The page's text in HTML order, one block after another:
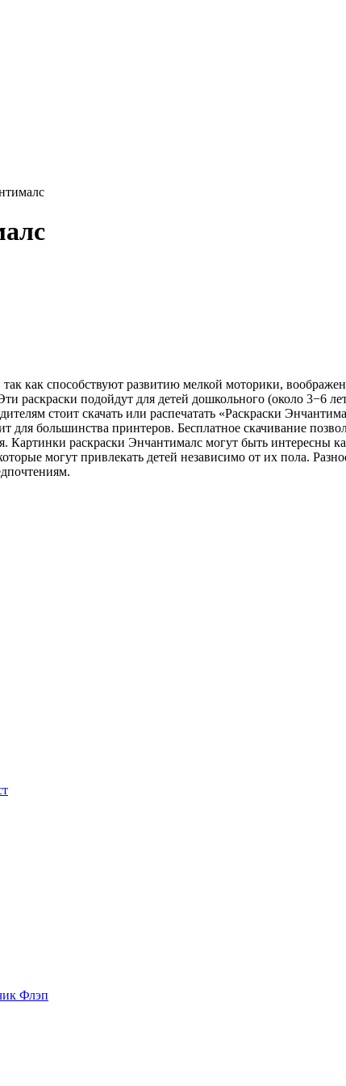
как способствуют развитию мелкой моторики,
раскраски подойдут для детей дошкольного (около 3−6
стоит скачать или распечатать «Раскраски
для большинства принтеров. Бесплатное скачивание
Картинки раскраски Энчантималс могут быть интересны
могут привлекать детей независимо от их пола.
Флэп